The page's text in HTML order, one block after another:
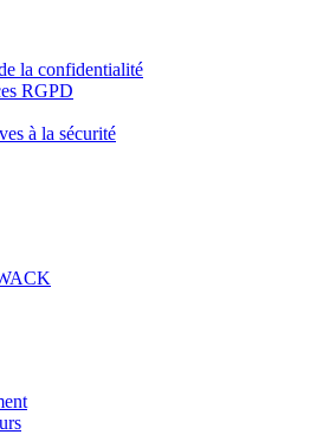
la confidentialité
RGPD
à la sécurité